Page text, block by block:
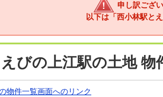
申し訳ござ
以下は「西小林駅と
びの上江駅の土地 物
物件一覧画面へのリンク